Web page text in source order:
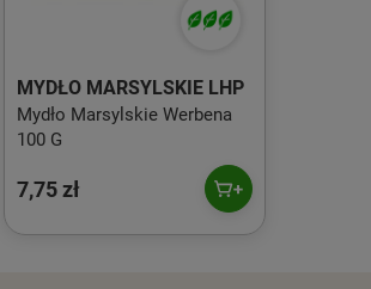
MYDŁO MARSYLSKIE LHP
Mydło Marsylskie Werbena
100 G
7,75 zł